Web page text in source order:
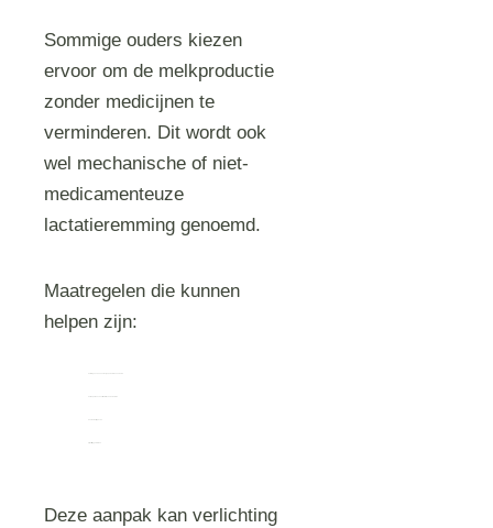
Sommige ouders kiezen
ervoor om de melkproductie
zonder medicijnen te
verminderen. Dit wordt ook
wel mechanische of niet-
medicamenteuze
lactatieremming genoemd.
Maatregelen die kunnen
helpen zijn:
Deze aanpak kan verlichting